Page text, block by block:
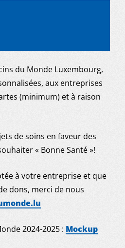
du Monde Luxembourg,
aux entreprises
(minimum) et à raison
de soins en faveur des
« Bonne Santé »!
à votre entreprise et que
dons, merci de nous
2024-2025 : Mockup